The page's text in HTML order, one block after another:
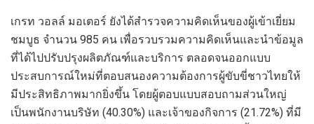
เกรท วอลล์ มอเตอร์ ยังได้สำรวจความคิดเห็นของผู้เข้าเยี่ยม
ชมบูธ จำนวน 985 คน เพื่อรวบรวมความคิดเห็นและนำข้อมูล
ที่ได้ไปปรับปรุงผลิตภัณฑ์และบริการ ตลอดจนออกแบบ
ประสบการณ์ใหม่ที่ตอบสนองความต้องการผู้ขับขี่ชาวไทยให้
มีประสิทธิภาพมากยิ่งขึ้น โดยผู้ตอบแบบสอบถามส่วนใหญ่
เป็นพนักงานบริษัท (40.30%) และเจ้าของกิจการ (21.72%) ที่มี